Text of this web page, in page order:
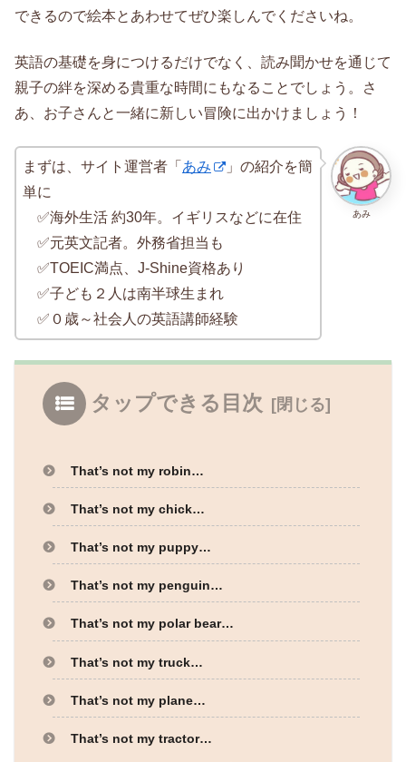
できるので絵本とあわせてぜひ楽しんでくださいね。
英語の基礎を身につけるだけでなく、読み聞かせを通じて
親子の絆を深める貴重な時間にもなることでしょう。さ
あ、お子さんと一緒に新しい冒険に出かけましょう！
あみ
まずは、サイト運営者「 あみ
」の紹介を簡
単に
✅海外生活 約30年。イギリスなどに在住
✅元英文記者。外務省担当も
✅TOEIC満点、J-Shine資格あり
✅子ども２人は南半球生まれ
✅０歳～社会人の英語講師経験
タップできる目次
That’s not my robin…
That’s not my chick…
That’s not my puppy…
That’s not my penguin…
That’s not my polar bear…
That’s not my truck…
That’s not my plane…
That’s not my tractor…